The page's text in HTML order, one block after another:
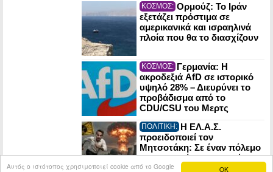
OK
Αυτός ο ιστότοπος χρησιμοποιεί cookie από το Google
ΚΟΣΜΟΣ: Ορμούζ: Το Ιράν
εξετάζει πρόστιμα σε
αμερικανικά και ισραηλινά
πλοία που θα το διασχίζουν
ΚΟΣΜΟΣ: Γερμανία: Η
ακροδεξιά AfD σε ιστορικό
υψηλό 28% – Διευρύνει το
προβάδισμα από το
CDU/CSU του Μερτς
ΠΟΛΙΤΙΚΗ: Η ΕΛ.Α.Σ.
προειδοποιεί τον
Μητσοτάκη: Σε έναν πόλεμο
οι πυρηνικές εγκαταστάσεις
μπορούν να γίνουν στόχος